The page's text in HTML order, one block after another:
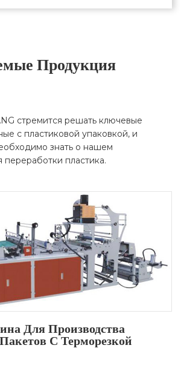
упаковки грузов, защиты
Продукция
стремится решать ключевые
с пластиковой упаковкой, и
знать о нашем
пластика.
Для Производства
С Терморезкой